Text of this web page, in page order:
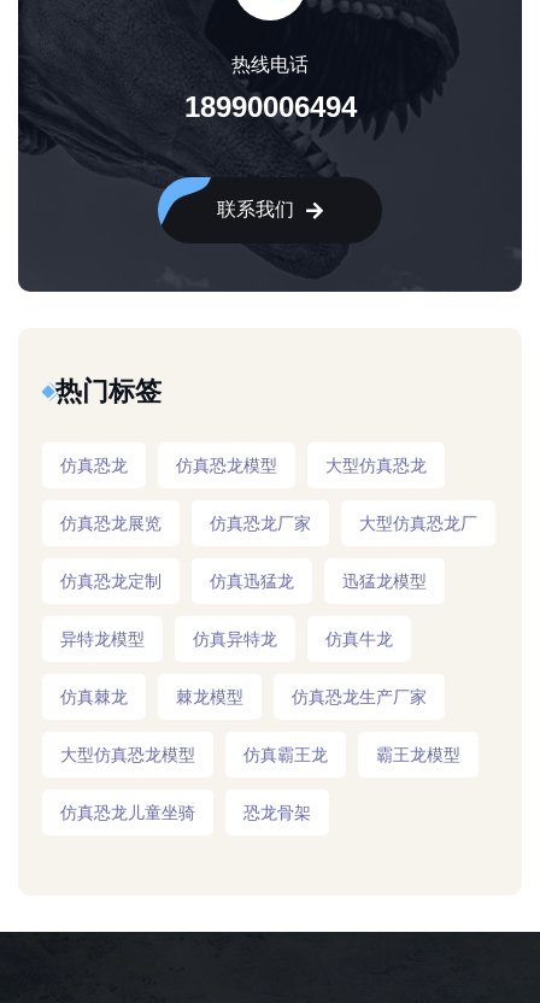
热线电话
18990006494
联系我们
热门标签
仿真恐龙 仿真恐龙模型 大型仿真恐龙
仿真恐龙展览 仿真恐龙厂家 大型仿真恐龙厂
仿真恐龙定制 仿真迅猛龙 迅猛龙模型
异特龙模型 仿真异特龙 仿真牛龙
仿真棘龙 棘龙模型 仿真恐龙生产厂家
大型仿真恐龙模型 仿真霸王龙 霸王龙模型
仿真恐龙儿童坐骑 恐龙骨架